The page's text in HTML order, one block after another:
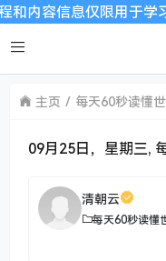
信息仅限用于学习和
主页 每天60秒读懂
09月25日，星期三,
清朝云
每天60秒读懂